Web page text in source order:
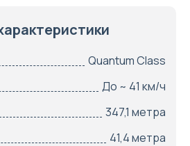
Quantum Class
До ~ 41 км/ч
347,1 метра
41,4 метра